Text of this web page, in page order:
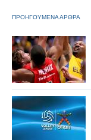
ΠΡΟΗΓΟΥΜΕΝΑ ΑΡΘΡΑ